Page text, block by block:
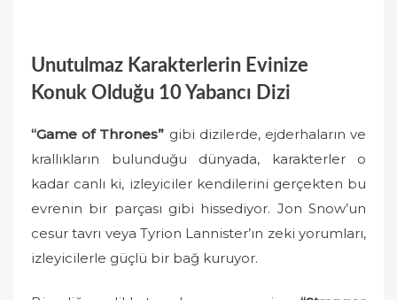
Unutulmaz Karakterlerin Evinize
Konuk Olduğu 10 Yabancı Dizi
“Game of Thrones” gibi dizilerde, ejderhaların ve
krallıkların bulunduğu dünyada, karakterler o
kadar canlı ki, izleyiciler kendilerini gerçekten bu
evrenin bir parçası gibi hissediyor. Jon Snow’un
cesur tavrı veya Tyrion Lannister’ın zeki yorumları,
izleyicilerle güçlü bir bağ kuruyor.